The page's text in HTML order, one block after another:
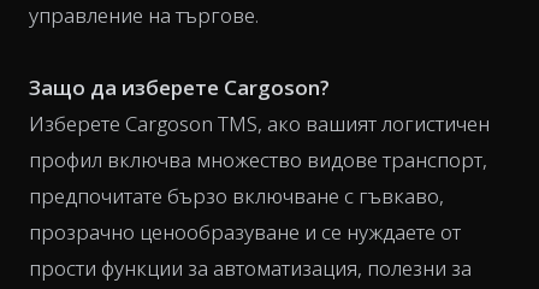
управление на търгове.
Защо да изберете Cargoson?
Изберете Cargoson TMS, ако вашият логистичен
профил включва множество видове транспорт,
предпочитате бързо включване с гъвкаво,
прозрачно ценообразуване и се нуждаете от
прости функции за автоматизация, полезни за